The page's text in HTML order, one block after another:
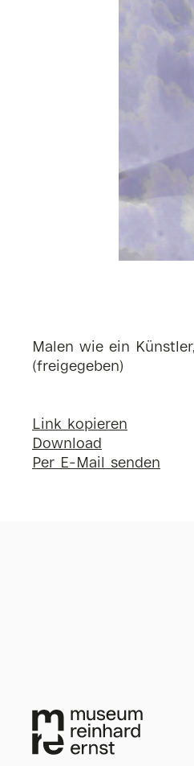
Malen wie ein
(freigegeben)
Link kopieren
Download
Per E-Mail senden